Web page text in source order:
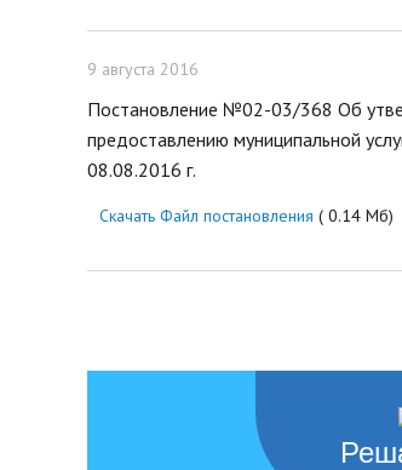
9 августа 2016
Постановление №02-03/368 Об
предоставлению муниципальной
08.08.2016 г.
Скачать Файл постановления ( 0.14 Мб)